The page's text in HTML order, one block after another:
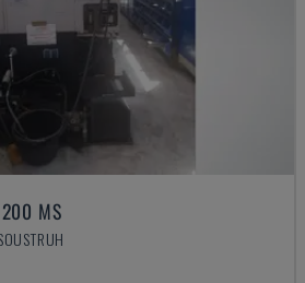
200 MS